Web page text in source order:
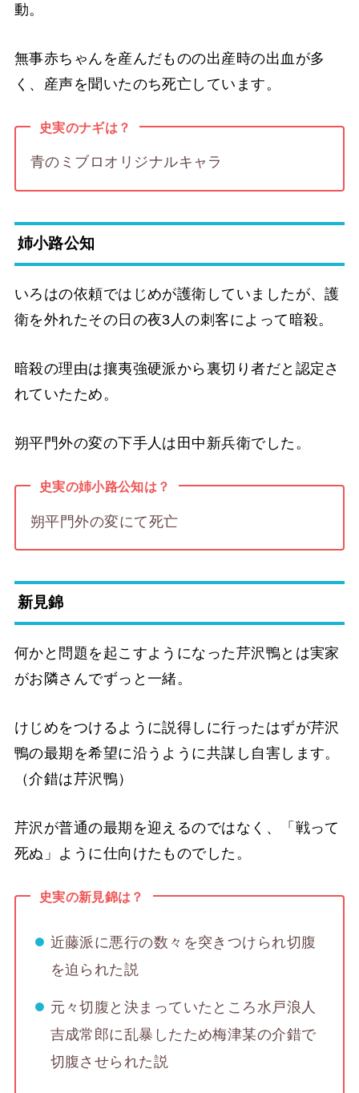
動。
無事赤ちゃんを産んだものの出産時の出血が多
く、産声を聞いたのち死亡しています。
史実のナギは？
青のミブロオリジナルキャラ
姉小路公知
いろはの依頼ではじめが護衛していましたが、護
衛を外れたその日の夜3人の刺客によって暗殺。
暗殺の理由は攘夷強硬派から裏切り者だと認定さ
れていたため。
朔平門外の変の下手人は田中新兵衛でした。
史実の姉小路公知は？
朔平門外の変にて死亡
新見錦
何かと問題を起こすようになった芹沢鴨とは実家
がお隣さんでずっと一緒。
けじめをつけるように説得しに行ったはずが芹沢
鴨の最期を希望に沿うように共謀し自害します。
（介錯は芹沢鴨）
芹沢が普通の最期を迎えるのではなく、「戦って
死ぬ」ように仕向けたものでした。
史実の新見錦は？
近藤派に悪行の数々を突きつけられ切腹
を迫られた説
元々切腹と決まっていたところ水戸浪人
吉成常郎に乱暴したため梅津某の介錯で
切腹させられた説